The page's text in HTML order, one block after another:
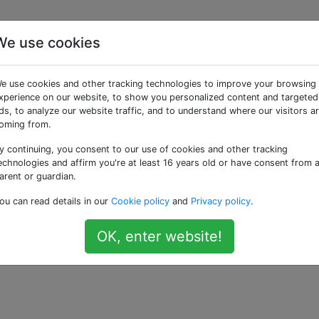
diurno
York)?
York). Dalle 10 alle 19 (anche se per motivi personali
di 2 giorni, mi piacerebbe fare una pausa per fare la
a basso costo?
se è importante ...
use cookies
use cookies and other tracking technologies to improve your browsing
on our website, to show you personalized content and targeted
to analyze our website traffic, and to understand where our visitors
from.
continuing, you consent to our use of cookies and other tracking
and affirm you're at least 16 years old or have consent from a
or guardian.
can read details in our Cookie policy and Privacy policy.
OK, enter website!